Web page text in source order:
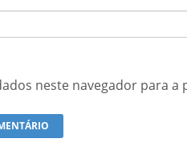
neste navegador para